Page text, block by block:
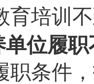
育培训
位履
职条件